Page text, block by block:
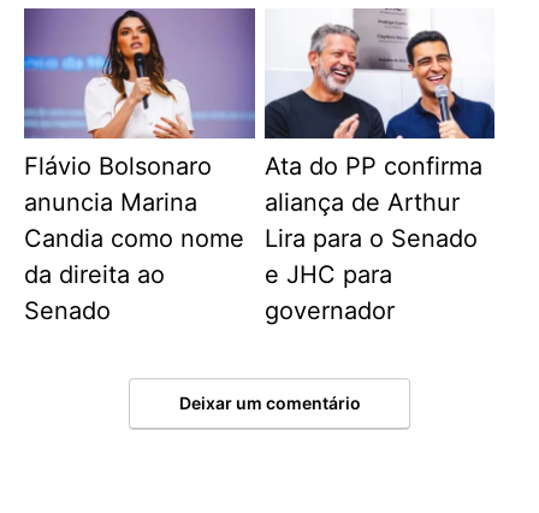
Flávio Bolsonaro
anuncia Marina
Candia como nome
da direita ao
Senado
Ata do PP confirma
aliança de Arthur
Lira para o Senado
e JHC para
governador
Deixar um comentário